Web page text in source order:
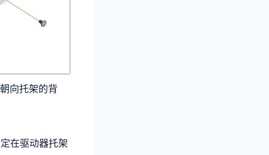
向托架的背
在驱动器托架